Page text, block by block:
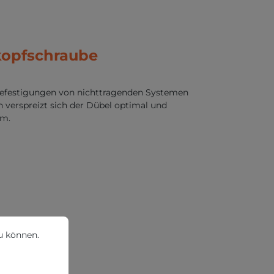
von nichttragenden Systemen
verspreizt sich der Dübel optimal und
Mehr Informationen ...
können.